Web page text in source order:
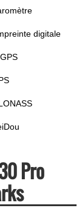
digitale
Pro